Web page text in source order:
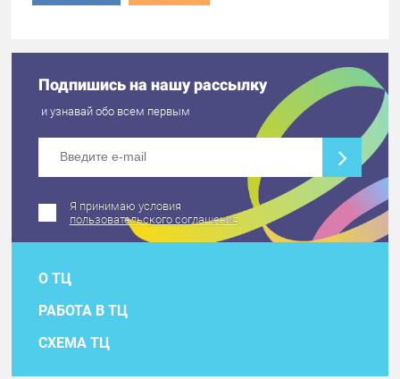
Подпишись на нашу рассылку
и узнавай обо всем первым
Я принимаю условия
пользовательского соглашения
О ТЦ
РАБОТА В ТЦ
СХЕМА ТЦ